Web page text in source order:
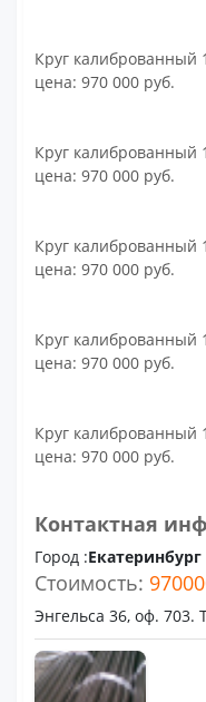
Круг калиброванный
цена: 970 000 руб.
Круг калиброванный
цена: 970 000 руб.
Круг калиброванный
цена: 970 000 руб.
Круг калиброванный
цена: 970 000 руб.
Круг калиброванный
цена: 970 000 руб.
Контактная
Город :Екатеринбург
Стоимость:
Энгельса 36, оф. 703.